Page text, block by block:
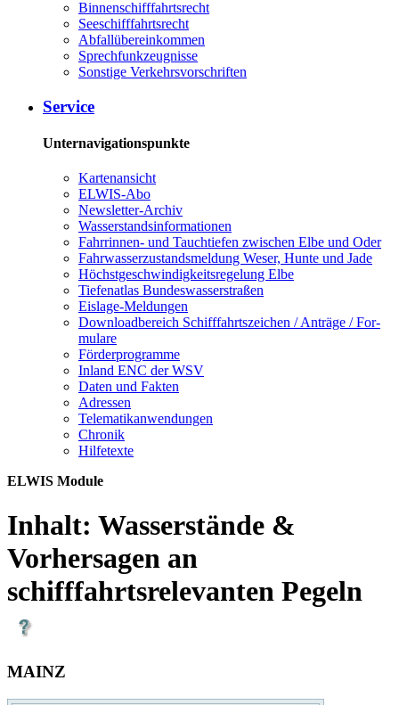
Bin­nen­schiff­fahrts­recht
See­schiff­fahrts­recht
Ab­fall­über­ein­kom­men
Sprech­funk­zeug­nis­se
Sons­ti­ge Ver­kehrs­vor­schrif­ten
Ser­vice
Unternavigationspunkte
Kar­ten­an­sicht
EL­WIS-​Abo
Newslet­ter-​Ar­chiv
Was­ser­stands­in­for­ma­tio­nen
Fahr­rin­nen-​ und Tauch­tie­fen zwi­schen El­be und Oder
Fahr­was­ser­zu­stands­mel­dung We­ser, Hun­te und Ja­de
Höchst­ge­schwin­dig­keits­re­ge­lung El­be
Tie­fe­n­at­las Bun­des­was­ser­stra­ßen
Eis­la­ge-​Mel­dun­gen
Dow­n­load­be­reich Schiff­fahrts­zei­chen / An­trä­ge / For­
mu­la­re
För­der­pro­gram­me
In­land ENC der WSV
Da­ten und Fak­ten
Adres­sen
Te­le­ma­ti­kan­wen­dun­gen
Chro­nik
Hil­fe­tex­te
ELWIS Module
Inhalt: Wasserstände &
Vorhersagen an
schifffahrtsrelevanten Pegeln
MAINZ